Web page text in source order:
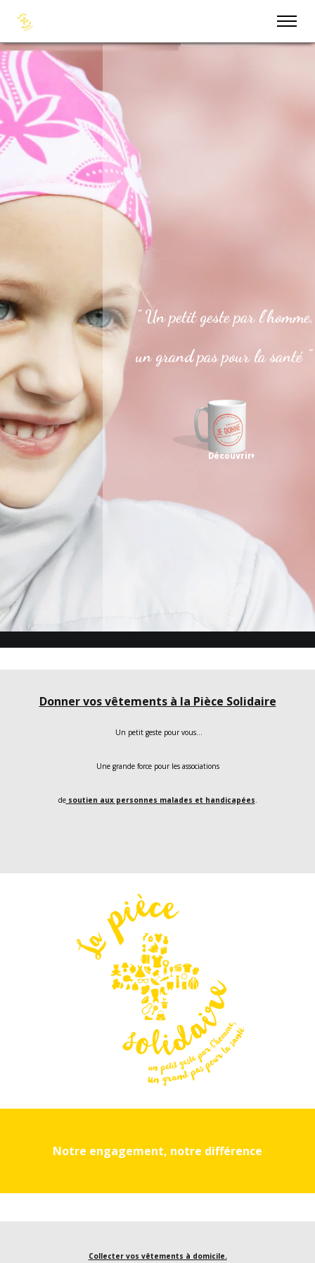
" Un petit geste par l’homme,
un grand pas pour la santé "
Découvrir
Donner vos vêtements à la Pièce Solidaire
Un petit geste pour vous…
Une grande force pour les associations
desoutien aux personnes malades et handicapées.
Notre engagement, notre différence
Collecter vos vêtements à domicile.